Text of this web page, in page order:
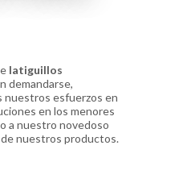
latiguillos
demandarse,
nuestros esfuerzos en
en los menores
a nuestro novedoso
de nuestros productos.